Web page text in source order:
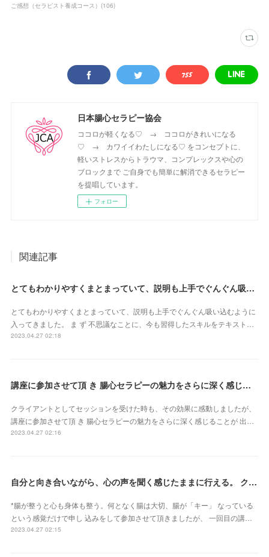
ご感想（セラピスト養成コース） (106)
日本腸心セラピー協会
ココロが軽くなる♡ → ココロがきれいになる
♡ → カワイイわたしになる♡ をコンセプトに、
軽いストレスからトラウマ、コンプレックスや心の
ブロックまで ご自身でも簡単に解消できるセラピー
を提唱しています。
フォロー
関連記事
とてもわかりやすくまとまっていて、説明も上手でぐんぐん吸い込むように入ってきました（東京都・山田かおるさん）
とてもわかりやすくまとまっていて、説明も上手でぐんぐん吸い込むように
入ってきました。 ま ず 不思議なことに、今も習得したスキルをテキスト…
2023.04.27 02:18
講座に参加させて頂 き 腸心セラピーの魅力をさらに深く感じることが 出来ました（東京都・森由希子さん）
クライアントとしてセッションを受けた時も、その効果に感動しましたが、
講座に参加させて頂 き 腸心セラピーの魅力をさらに深く感じることが 出…
2023.04.27 02:16
自分と向き合いながら、心の声を聞く感じたままに行える。 クライアントさん主体で行うとこ ろが本当に素晴らしいです（新潟県・佐藤よしみさん）
*腸が整うと心も身体も整う。何となく腸は大切、腸が「キー」 なっている
という感覚だけで申し 込みをして参加させて頂きましたが、 一回目の講…
2023.04.27 02:15